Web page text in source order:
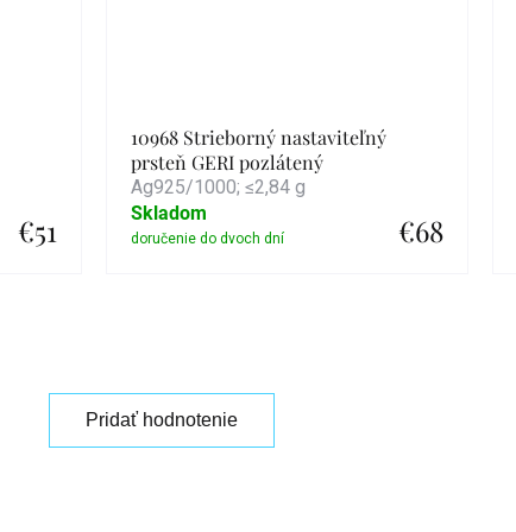
€51
10968 Strieborný nastaviteľný
prsteň GERI pozlátený
Ag925/1000; ≤2,84 g
€68
Skladom
Pridať hodnotenie